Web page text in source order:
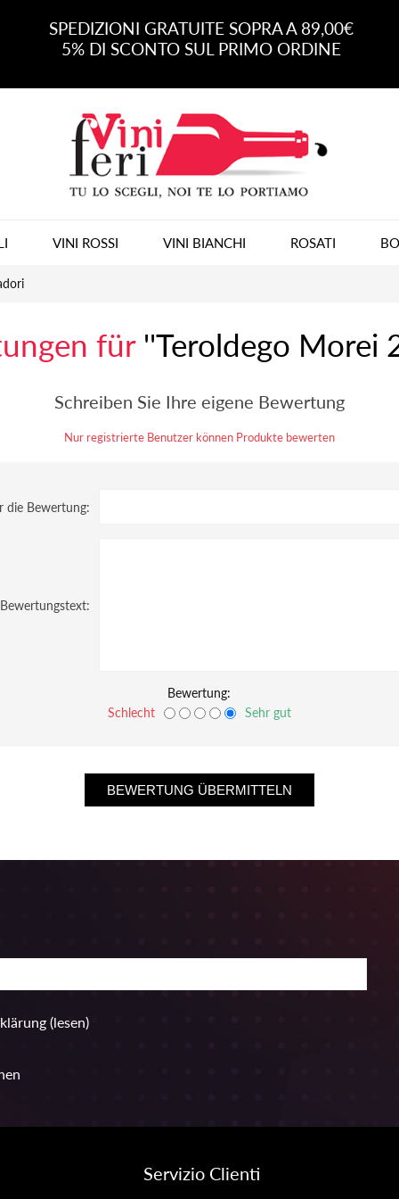
SPEDIZIONI GRATUITE SOPRA A 89,00€
5% DI SCONTO SUL PRIMO ORDINE
VINI ROSSI VINI BIANCHI ROSATI
für Teroldego Morei
Schreiben Sie Ihre eigene Bewertung
Nur registrierte Benutzer können Produkte bewerten
die Bewertung:
Bewertungstext:
Bewertung:
Schlecht
Sehr gut
(lesen)
Servizio Clienti